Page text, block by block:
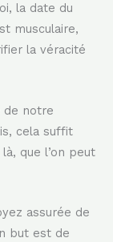
la date du
musculaire,
la véracité
de notre
cela suffit
que l’on peut
assurée de
but est de